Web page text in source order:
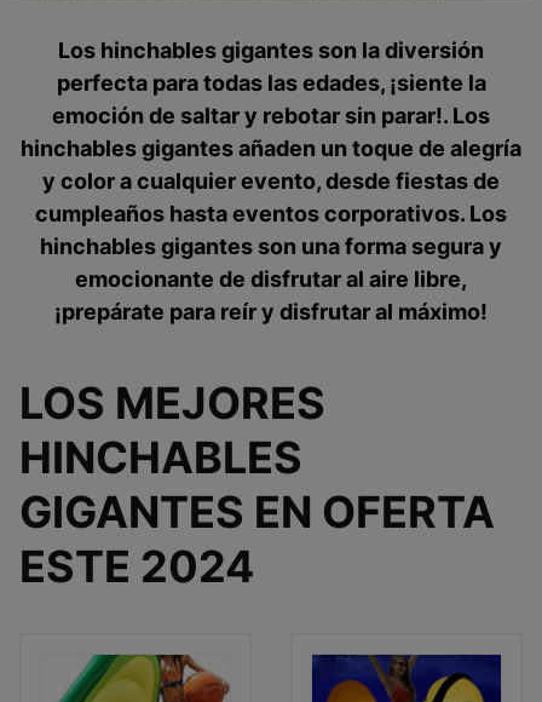
Los hinchables gigantes son la diversión
perfecta para todas las edades, ¡siente la
emoción de saltar y rebotar sin parar!. Los
hinchables gigantes añaden un toque de alegría
y color a cualquier evento, desde fiestas de
cumpleaños hasta eventos corporativos. Los
hinchables gigantes son una forma segura y
emocionante de disfrutar al aire libre,
¡prepárate para reír y disfrutar al máximo!
LOS MEJORES
HINCHABLES
GIGANTES EN OFERTA
ESTE 2024